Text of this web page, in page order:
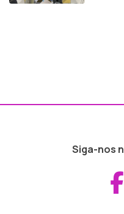
Siga-nos